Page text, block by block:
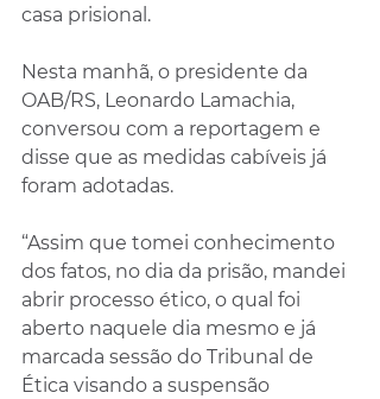
casa prisional.
Nesta manhã, o presidente da
OAB/RS, Leonardo Lamachia,
conversou com a reportagem e
disse que as medidas cabíveis já
foram adotadas.
“Assim que tomei conhecimento
dos fatos, no dia da prisão, mandei
abrir processo ético, o qual foi
aberto naquele dia mesmo e já
marcada sessão do Tribunal de
Ética visando a suspensão